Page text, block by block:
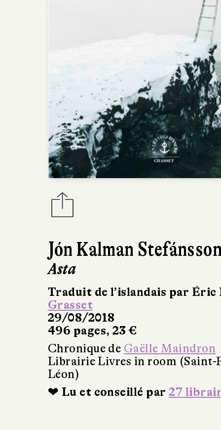
Jón Kalman
Asta
Traduit de l’islandais par Éric
Grasset
29/08/2018
496 pages, 23 €
Chronique de Gaëlle Maindron
Librairie Livres in room (Saint-
Léon)
❤ Lu et conseillé par27